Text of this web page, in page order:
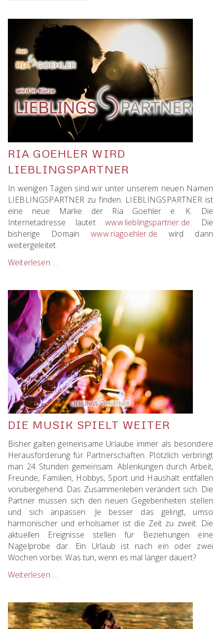
RIA GOEHLER WIRD
LIEBLINGSPARTNER
In wenigen Tagen sind wir unter unserem neuen Namen
LIEBLINGSPARTNER zu finden. LIEBLINGSPARTNER ist
eine neue Marke der Ria Goehler e. K. Die
Internetadresse lautetwww.lieblingspartner.de. Die
bisherige Domainwww.riagoehler.de wird dann
weitergeleitet.
Weiterlesen …
LIEBLINGSPARTNER
DIE MUSIK SPIELT WEITER
Bisher galten gemeinsame Urlaube immer als besondere
Herausforderung für Partnerschaften. Plötzlich verbringt
man 24 Stunden gemeinsam. Ablenkungen durch Arbeit,
Freunde, Familien, Hobbys, Sport und Haushalt entfallen
vorübergehend. Das Zusammenleben verändert sich. Die
Partner müssen sich den neuen Gegebenheiten stellen
und sich anpassen. Je besser das gelingt, umso
harmonischer und erholsamer ist die Zeit zu zweit. Die
aktuellen Ereignisse stellen für Beziehungen eine
Nagelprobe dar. Ein Urlaub ist nach ein oder zwei
Wochen vorbei. Was tun, wenn es mal länger dauert?
Weiterlesen …
weiter